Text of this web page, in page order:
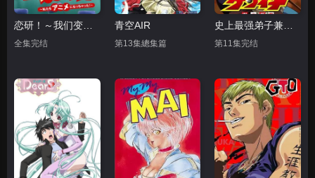
全集完结
青空AIR
第13集總集篇 第11集完结